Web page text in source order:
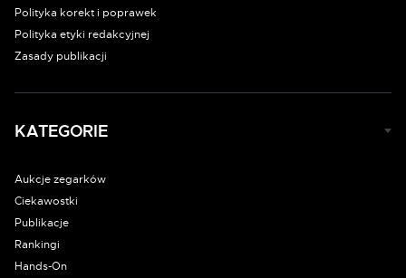
Polityka korekt i poprawek
Polityka etyki redakcyjnej
Zasady publikacji
KATEGORIE
Aukcje zegarków
Ciekawostki
Publikacje
Rankingi
Hands-On